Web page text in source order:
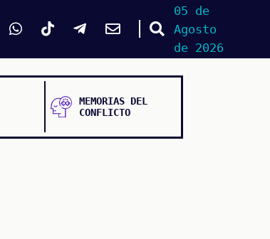
05 de
Agosto
de 2026
MEMORIAS DEL
CONFLICTO